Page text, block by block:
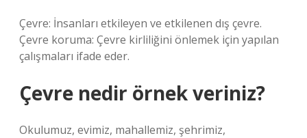
Çevre: İnsanları etkileyen ve etkilenen dış çevre.
Çevre koruma: Çevre kirliliğini önlemek için yapılan
çalışmaları ifade eder.
Çevre nedir örnek veriniz?
Okulumuz, evimiz, mahallemiz, şehrimiz,